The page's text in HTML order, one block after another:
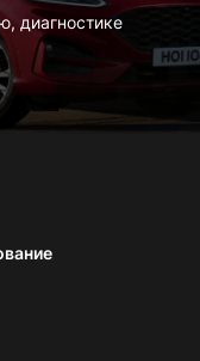
диагностике